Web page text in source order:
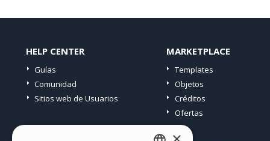
HELP CENTER
Guías
Comunidad
Sitios web de Usuarios
MARKETPLACE
Templates
Objetos
Créditos
Ofertas